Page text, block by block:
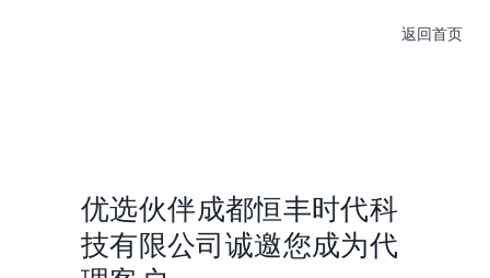
返回首页
优选伙伴成都恒丰时代科
技有限公司诚邀您成为代